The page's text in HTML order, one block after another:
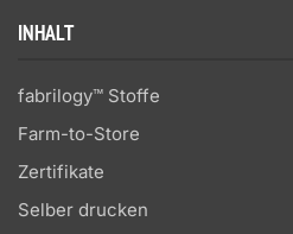
INHALT
fabrilogy™ Stoffe
Farm-to-Store
Zertifikate
Selber drucken